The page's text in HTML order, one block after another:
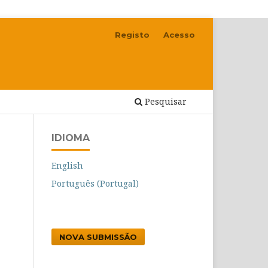
Pesquisar
Registo Acesso
IDIOMA
English
Português (Portugal)
NOVA SUBMISSÃO